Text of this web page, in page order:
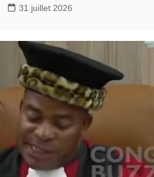
31 juillet 2026